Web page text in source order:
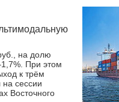
на долю
При этом
к трём
сессии
Восточного